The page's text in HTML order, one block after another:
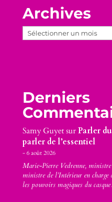
Archives
Archives
Derniers
Samy GuyetsurParler
parler de l’essentiel
6 août 2026
Marie-Pierre Vedrenne, ministre
ministre de l’Intérieur en
les pouvoirs magiques du